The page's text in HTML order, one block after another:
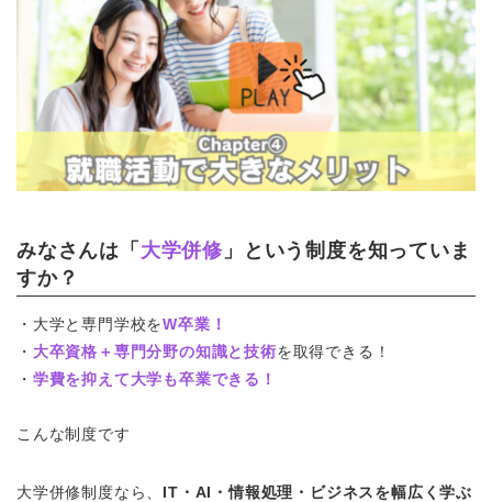
みなさんは「大学併修 」という制度を知っていま
すか？
・大学と専門学校をW卒業！
・ 大卒資格＋専門分野の知識と技術を取得できる！
・ 学費を抑えて大学も卒業できる！
こんな制度です
大学併修制度なら、 IT・AI・情報処理・ビジネスを幅広く学ぶ